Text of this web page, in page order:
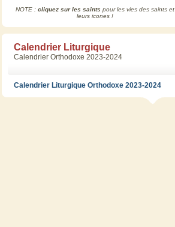
NOTE : cliquez sur les saints pour les vies des saints et
leurs icones !
Calendrier Liturgique
Calendrier Orthodoxe 2023-2024
Calendrier Liturgique Orthodoxe 2023-2024